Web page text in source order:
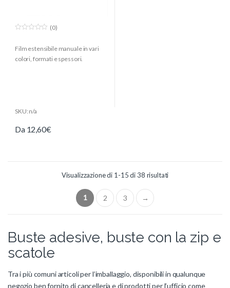
u
o
(0)
Film estensibile manuale in vari
colori, formati e spessori.
SKU: n/a
Da 12,60€
Visualizzazione di 1-15 di 38 risultati
1 2 3 →
Buste adesive, buste con la zip e
scatole
Tra i più comuni articoli per l’imballaggio, disponibili in qualunque
negozio ben fornito di cancelleria e di prodotti per l’ufficio come